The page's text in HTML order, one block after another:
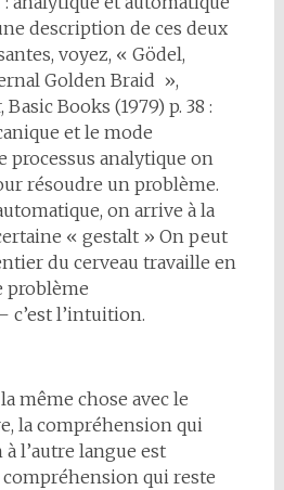
description de ces deux
voyez, « Gödel,
Golden Braid »,
Books (1979) p. 38 :
et le mode
analytique on
résoudre un problème.
on arrive à la
« gestalt » On peut
du cerveau travaille en
problème
c’est l’intuition.
même chose avec le
la compréhension qui
l’autre langue est
qui reste